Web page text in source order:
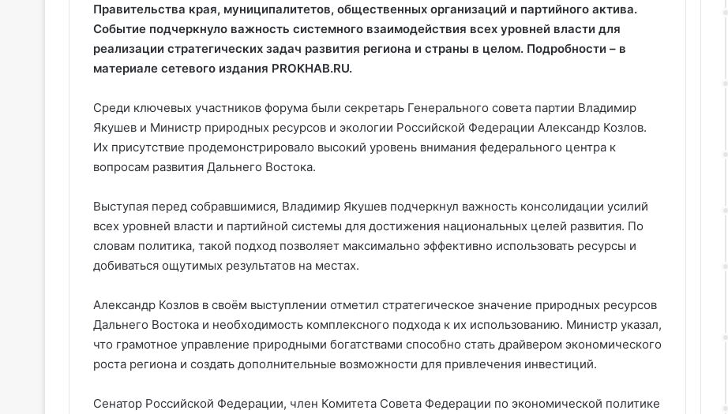
Правительства края, муниципалитетов, общественных организаций и партийного актива.
Событие подчеркнуло важность системного взаимодействия всех уровней власти для
реализации стратегических задач развития региона и страны в целом. Подробности – в
материале сетевого издания PROKHAB.RU.
Среди ключевых участников форума были секретарь Генерального совета партии Владимир
Якушев и Министр природных ресурсов и экологии Российской Федерации Александр Козлов.
Их присутствие продемонстрировало высокий уровень внимания федерального центра к
вопросам развития Дальнего Востока.
Выступая перед собравшимися, Владимир Якушев подчеркнул важность консолидации усилий
всех уровней власти и партийной системы для достижения национальных целей развития. По
словам политика, такой подход позволяет максимально эффективно использовать ресурсы и
добиваться ощутимых результатов на местах.
Александр Козлов в своём выступлении отметил стратегическое значение природных ресурсов
Дальнего Востока и необходимость комплексного подхода к их использованию. Министр указал,
что грамотное управление природными богатствами способно стать драйвером экономического
роста региона и создать дополнительные возможности для привлечения инвестиций.
Сенатор Российской Федерации, член Комитета Совета Федерации по экономической политике